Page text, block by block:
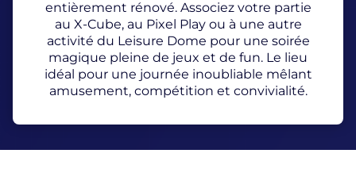
entièrement rénové. Associez votre partie
au X-Cube, au Pixel Play ou à une autre
activité du Leisure Dome pour une soirée
magique pleine de jeux et de fun. Le lieu
idéal pour une journée inoubliable mêlant
amusement, compétition et convivialité.